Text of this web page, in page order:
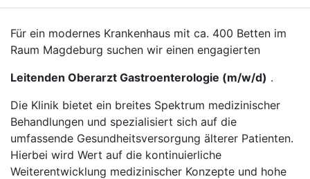
Für ein modernes Krankenhaus mit ca. 400 Betten im
Raum Magdeburg suchen wir einen engagierten
Leitenden Oberarzt Gastroenterologie (m/w/d) .
Die Klinik bietet ein breites Spektrum medizinischer
Behandlungen und spezialisiert sich auf die
umfassende Gesundheitsversorgung älterer Patienten.
Hierbei wird Wert auf die kontinuierliche
Weiterentwicklung medizinischer Konzepte und hohe